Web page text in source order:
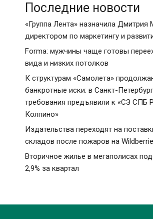
Последние новости
«Группа Лента» назначила
директором по маркетингу и
Forma: мужчины чаще готовы
вида и низких потолков
К структурам «Самолета»
банкротные иски: в Санкт-
требования предъявили к «СЗ СПБ
Колпино»
Издательства переходят на
складов после пожаров на
Вторичное жилье в мегаполисах
2,9% за квартал